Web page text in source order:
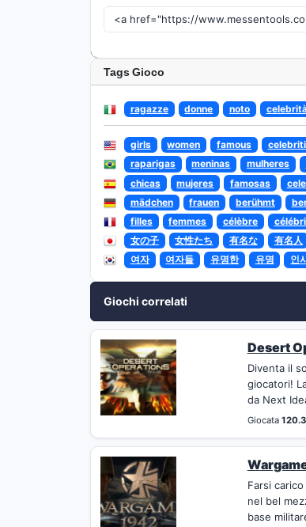
Tags Gioco
ragazze donne noto
girls women famous
raparigas
meninas mulheres
chicas
mujeres famosas
mädchen
frauen berühmt
filles
femmes célèbre
女の子
女性たち 有名な 有名人
여자
여자들 유명한 유명 인
Giochi correlati
Desert
Diventa il
giocatori!
da Next
Giocata
Farsi
nel bel
base